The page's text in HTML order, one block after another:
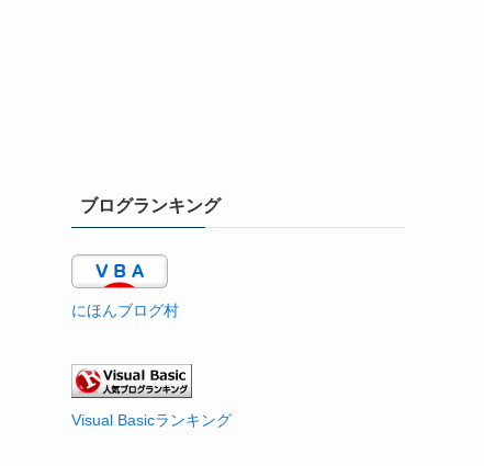
ブログランキング
にほんブログ村
Visual Basicランキング